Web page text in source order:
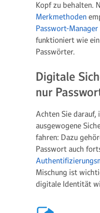
Kopf zu behalten.
Merkmethoden
Passwort-Manager
funktioniert wie
Passwörter.
Digitale
nur
Achten Sie darauf,
ausgewogene
fahren: Dazu
Passwort auch
Mischung ist
digitale Identität